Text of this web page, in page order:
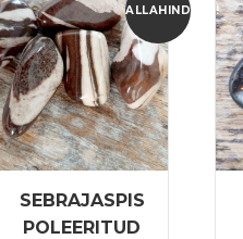
ALLAHINDLUS!
SEBRAJASPIS
POLEERITUD